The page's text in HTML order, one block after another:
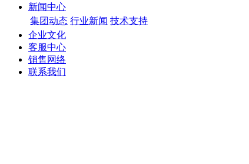
新闻中心
集团动态 行业新闻 技术支持
企业文化
客服中心
销售网络
联系我们